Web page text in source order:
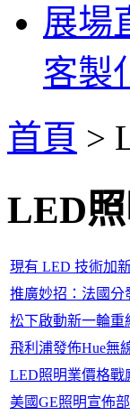
展場
客製
首頁 >
LED照
現有 LED 技術加
推廣妙招：法國分
松下啟動新一輪重
飛利浦發佈Hue無
LED照明業價格戰
美國GE照明宣佈